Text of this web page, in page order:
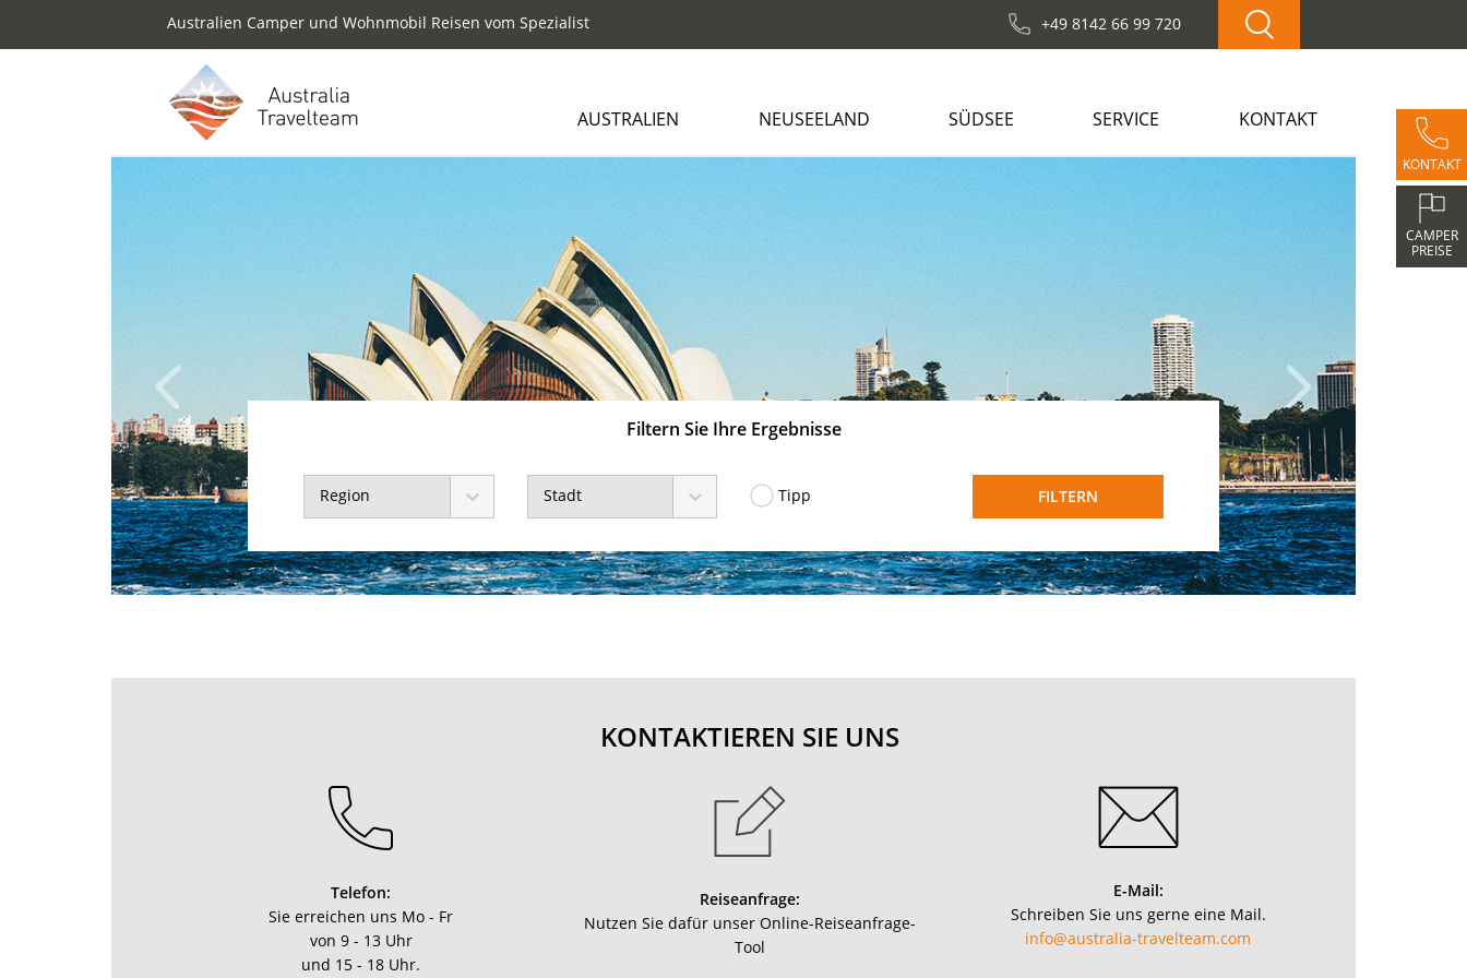
Australien Camper und Wohnmobil Reisen vom Spezialist +49 8142 66 99 720
KONTAKT
CAMPER
PREISE
AUSTRALIEN NEUSEELAND SÜDSEE SERVICE KONTAKT
Filtern Sie Ihre Ergebnisse
Region Stadt Tipp FILTERN
KONTAKTIEREN SIE UNS
Telefon:
Sie erreichen uns Mo - Fr
von 9 - 13 Uhr
und 15 - 18 Uhr.
Reiseanfrage:
Nutzen Sie dafür unser Online-Reiseanfrage-
Tool
E-Mail:
Schreiben Sie uns gerne eine Mail.
info@australia-travelteam.com